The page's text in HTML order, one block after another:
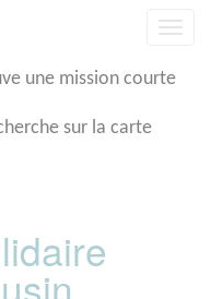
une mission courte
sur la carte